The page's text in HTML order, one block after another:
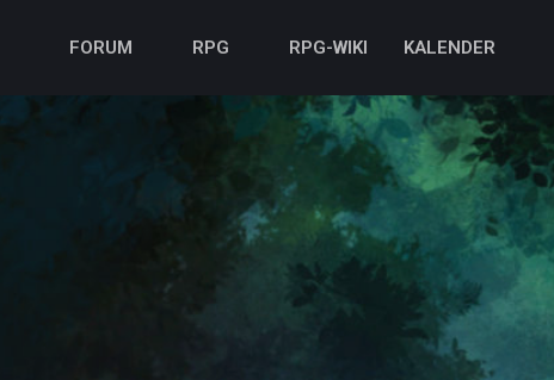
FORUM RPG RPG-WIKI KALENDER